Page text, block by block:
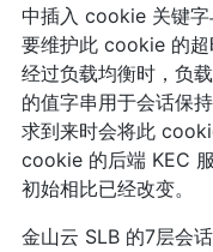
中插入 cookie 关键字
要维护此 cookie 的超
经过负载均衡时，负
的值字串用于会话保
求到来时会将此
cookie 的后端 KEC
初始相比已经改变。
金山云 SLB 的7层会